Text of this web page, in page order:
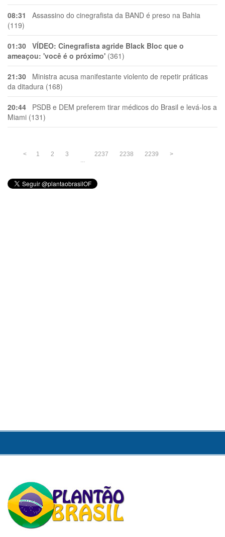
08:31 Assassino do cinegrafista da BAND é preso na Bahia
(119)
01:30 VÍDEO: Cinegrafista agride Black Bloc que o
ameaçou: 'você é o próximo' (361)
21:30 Ministra acusa manifestante violento de repetir práticas
da ditadura (168)
20:44 PSDB e DEM preferem tirar médicos do Brasil e levá-los a
Miami (131)
< 1 2
3
...
2237 2238 2239 >